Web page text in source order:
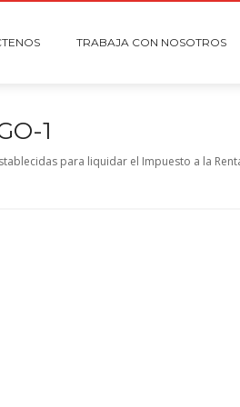
TRABAJA CON NOSOTROS
1
para liquidar el Impuesto a la